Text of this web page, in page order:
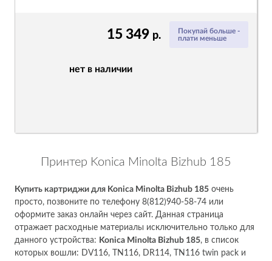
Покупай больше -
плати меньше
15 349 р.
нет в наличии
Принтер Konica Minolta Bizhub 185
Купить картриджи для Konica Minolta Bizhub 185 очень
просто, позвоните по телефону 8(812)940-58-74 или
оформите заказ онлайн через сайт. Данная страница
отражает расходные материалы исключительно только для
данного устройства: Konica Minolta Bizhub 185, в список
которых вошли: DV116, TN116, DR114, TN116 twin pack и